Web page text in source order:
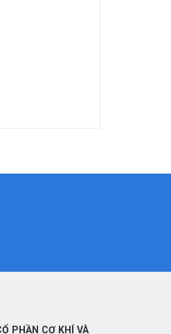
PHẦN CƠ KHÍ VÀ